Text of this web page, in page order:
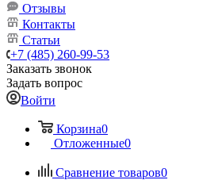
Отзывы
Контакты
Статьи
+7 (485) 260-99-53
Заказать звонок
Задать вопрос
Войти
Корзина0
Отложенные0
Сравнение товаров0